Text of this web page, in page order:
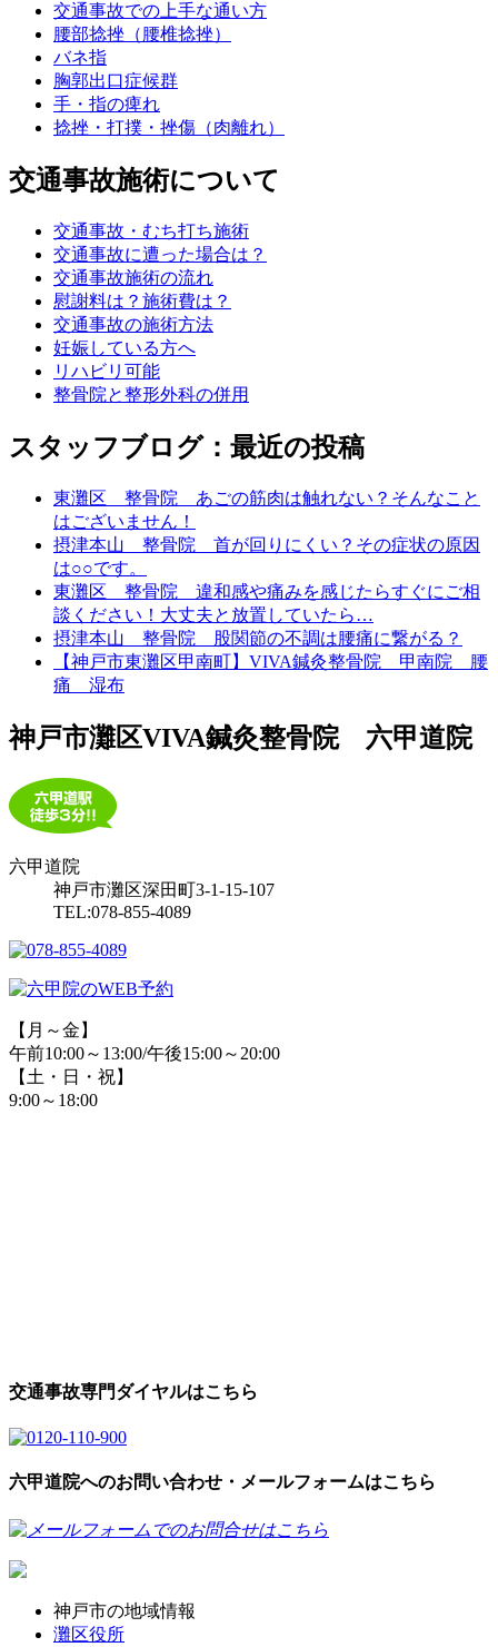
交通事故での上手な通い方
腰部捻挫（腰椎捻挫）
バネ指
胸郭出口症候群
手・指の痺れ
捻挫・打撲・挫傷（肉離れ）
交通事故施術について
交通事故・むち打ち施術
交通事故に遭った場合は？
交通事故施術の流れ
慰謝料は？施術費は？
交通事故の施術方法
妊娠している方へ
リハビリ可能
整骨院と整形外科の併用
スタッフブログ：最近の投稿
東灘区 整骨院 あごの筋肉は触れない？そんなこと
はございません！
摂津本山 整骨院 首が回りにくい？その症状の原因
は○○です。
東灘区 整骨院 違和感や痛みを感じたらすぐにご相
談ください！大丈夫と放置していたら…
摂津本山 整骨院 股関節の不調は腰痛に繋がる？
【神戸市東灘区甲南町】VIVA鍼灸整骨院 甲南院 腰
痛 湿布
神戸市灘区VIVA鍼灸整骨院 六甲道院
六甲道院
神戸市灘区深田町3-1-15-107
TEL:078-855-4089
【月～金】
午前10:00～13:00/午後15:00～20:00
【土・日・祝】
9:00～18:00
交通事故専門ダイヤルはこちら
六甲道院へのお問い合わせ・メールフォームはこちら
神戸市の地域情報
灘区役所